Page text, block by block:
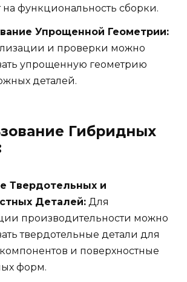
функциональность сборки.
Упрощенной Геометрии:
и проверки можно
упрощенную геометрию
деталей.
Гибридных
Твердотельных и
Деталей: Для
производительности можно
твердотельные детали для
и поверхностные
форм.